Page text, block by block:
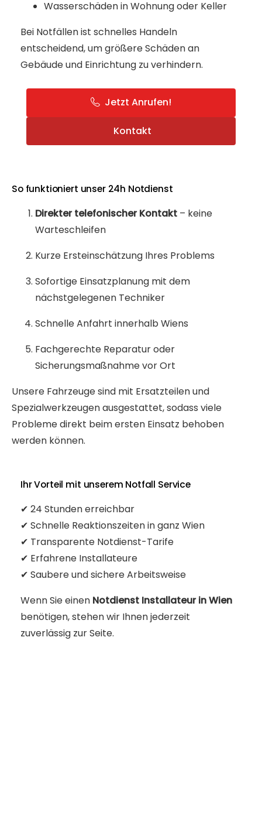
Wasserschäden in Wohnung oder Keller
Bei Notfällen ist schnelles Handeln
entscheidend, um größere Schäden an
Gebäude und Einrichtung zu verhindern.
Jetzt Anrufen!
Kontakt
So funktioniert unser 24h Notdienst
Direkter telefonischer Kontakt – keine
Warteschleifen
Kurze Ersteinschätzung Ihres Problems
Sofortige Einsatzplanung mit dem
nächstgelegenen Techniker
Schnelle Anfahrt innerhalb Wiens
Fachgerechte Reparatur oder
Sicherungsmaßnahme vor Ort
Unsere Fahrzeuge sind mit Ersatzteilen und
Spezialwerkzeugen ausgestattet, sodass viele
Probleme direkt beim ersten Einsatz behoben
werden können.
Ihr Vorteil mit unserem Notfall Service
✔ 24 Stunden erreichbar
✔ Schnelle Reaktionszeiten in ganz Wien
✔ Transparente Notdienst-Tarife
✔ Erfahrene Installateure
✔ Saubere und sichere Arbeitsweise
Wenn Sie einen Notdienst Installateur in Wien
benötigen, stehen wir Ihnen jederzeit
zuverlässig zur Seite.